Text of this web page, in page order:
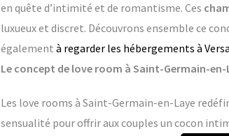
en quête d’intimité et de romantisme. Ces
luxueux et discret. Découvrons ensemble ce
également à regarder les hébergements à
Le concept de love room à Saint-Germain-
Les love rooms à Saint-Germain-en-Laye
sensualité pour offrir aux couples un cocon